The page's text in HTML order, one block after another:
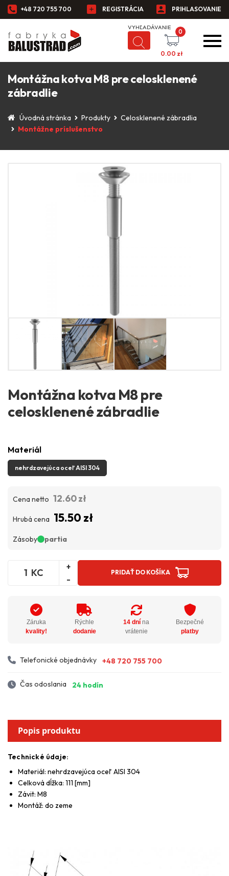
+48 720 755 700 REGISTRÁCIA PRIHLASOVANIE
0
0.00 zł
Montážna kotva M8 pre celosklenené
zábradlie
Úvodná stránka Produkty
Celosklenené zábradlia
Montážne príslušenstvo
Montážna kotva M8 pre
celosklenené zábradlie
Materiál
nehrdzavejúca oceľ AISI 304
Cena netto 12.60 zł
Hrubá cena 15.50 zł
Zásoby partia
KC
+
-
PRIDAŤ DO KOŠÍKA
Záruka
kvality!
Rýchle
dodanie
14 dní na
vrátenie
Bezpečné
platby
Telefonické objednávky +48 720 755 700
Čas odoslania 24 hodín
Popis produktu
Technické údaje:
Materiál: nehrdzavejúca oceľ AISI 304
Celková dĺžka: 111 [mm]
Závit: M8
Montáž: do zeme